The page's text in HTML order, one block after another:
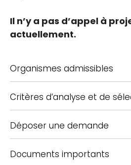
Il n’y a pas d’appel à
actuellement.
Organismes admissibles
Critères d’analyse et de
Déposer une demande
Documents importants